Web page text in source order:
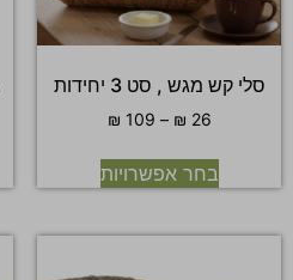
סלי קש מגש , סט 3 יחידות
₪ 26
–
₪ 109
בחר אפשרויות